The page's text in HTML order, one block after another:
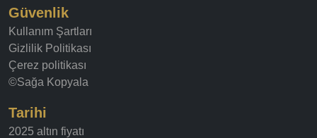
Güvenlik
Kullanım Şartları
Gizlilik Politikası
Çerez politikası
©Sağa Kopyala
Tarihi
2025 altın fiyatı